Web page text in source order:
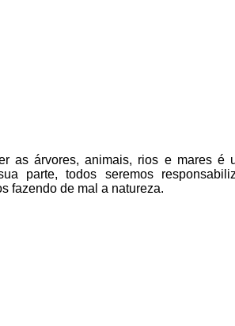
as árvores, animais, rios e mares é
parte, todos seremos
fazendo de mal a natureza.